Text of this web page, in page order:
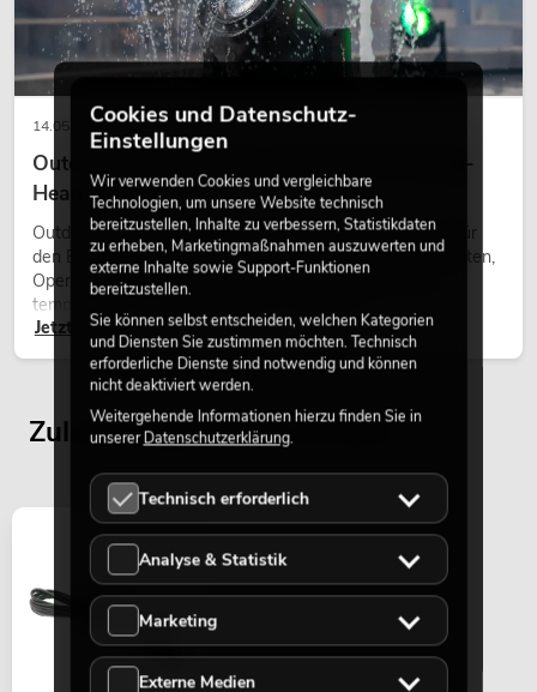
14.05.2026
Outdoor Moving-Heads: Wetterfeste Moving-
Heads bei Events
Outdoor Moving-Heads sind bewegliche Scheinwerfer für
den Einsatz im Freien. Sie werden bei Festivals, Stadtfesten,
Open-Air-Konzerten, Architekturinszenierungen und
temporären Außeninstallationen eingesetzt.
Jetzt lesen
Zuletzt angesehene Artikel
Cookies und Datenschutz-
Einstellungen
Wir verwenden Cookies und vergleichbare
Technologien, um unsere Website technisch
bereitzustellen, Inhalte zu verbessern, Statistikdaten
zu erheben, Marketingmaßnahmen auszuwerten und
externe Inhalte sowie Support-Funktionen
bereitzustellen.
Sie können selbst entscheiden, welchen Kategorien
und Diensten Sie zustimmen möchten. Technisch
erforderliche Dienste sind notwendig und können
nicht deaktiviert werden.
Weitergehende Informationen hierzu finden Sie in
unsererDatenschutzerklärung.
Technisch erforderlich
Analyse & Statistik
Marketing
Externe Medien